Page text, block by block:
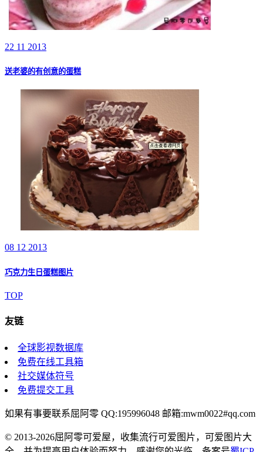
22 11 2013
送老婆的有创意的蛋糕
08 12 2013
巧克力生日蛋糕图片
TOP
友链
全球影视数据库
免费在线工具箱
社交媒体符号
免费提交工具
如果有事要联系屈阿零 QQ:195996048 邮箱:mwm0022#qq.com
© 2013-2026屈阿零可爱屋，收集流行可爱图片，可爱图片大